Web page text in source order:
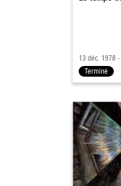
13 déc. 1978
Terminé